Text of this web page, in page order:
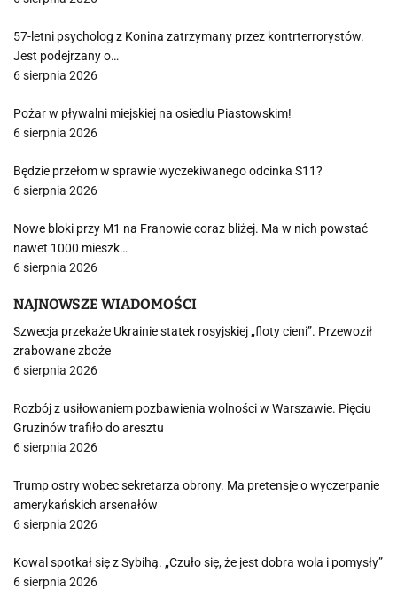
57-letni psycholog z Konina zatrzymany przez kontrterrorystów.
Jest podejrzany o…
6 sierpnia 2026
Pożar w pływalni miejskiej na osiedlu Piastowskim!
6 sierpnia 2026
Będzie przełom w sprawie wyczekiwanego odcinka S11?
6 sierpnia 2026
Nowe bloki przy M1 na Franowie coraz bliżej. Ma w nich powstać
nawet 1000 mieszk…
6 sierpnia 2026
NAJNOWSZE WIADOMOŚCI
Szwecja przekaże Ukrainie statek rosyjskiej „floty cieni”. Przewoził
zrabowane zboże
6 sierpnia 2026
Rozbój z usiłowaniem pozbawienia wolności w Warszawie. Pięciu
Gruzinów trafiło do aresztu
6 sierpnia 2026
Trump ostry wobec sekretarza obrony. Ma pretensje o wyczerpanie
amerykańskich arsenałów
6 sierpnia 2026
Kowal spotkał się z Sybihą. „Czuło się, że jest dobra wola i pomysły”
6 sierpnia 2026